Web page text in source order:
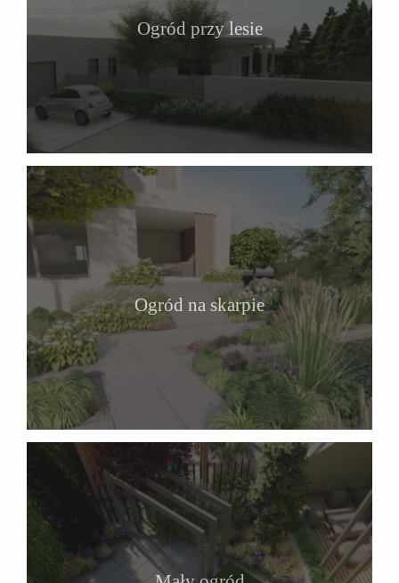
Ogród przy lesie
Ogród na skarpie